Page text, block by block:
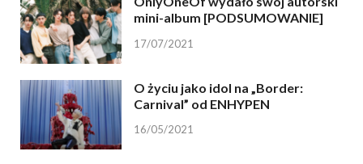
mini-album [PODSUMOWANIE]
17/07/2021
O życiu jako idol na „Border:
Carnival” od ENHYPEN
16/05/2021